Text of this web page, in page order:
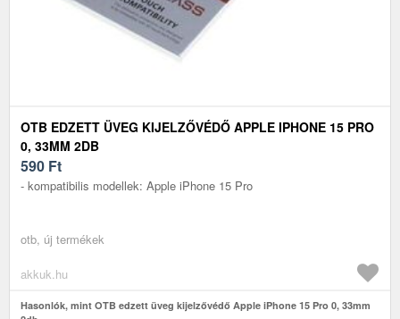
OTB EDZETT ÜVEG KIJELZŐVÉDŐ APPLE IPHONE 15 PRO
0, 33MM 2DB
590 Ft
- kompatibilis modellek: Apple iPhone 15 Pro
otb, új termékek
akkuk.hu
Hasonlók, mint OTB edzett üveg kijelzővédő Apple iPhone 15 Pro 0, 33mm